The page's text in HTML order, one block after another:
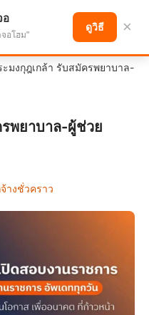
หน้า
ะมงกุฎเกล้า รับสมัครพยาบาล-
พยาบาล-ผู้ช่วย
างชั่วคราว
อ
อโฮม"
ดูวิธี ×